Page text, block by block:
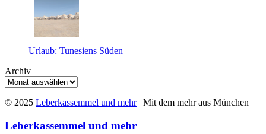
Urlaub: Tunesiens Süden
Archiv
© 2025 Leberkassemmel und mehr| Mit dem mehr aus München
Leberkassemmel und mehr